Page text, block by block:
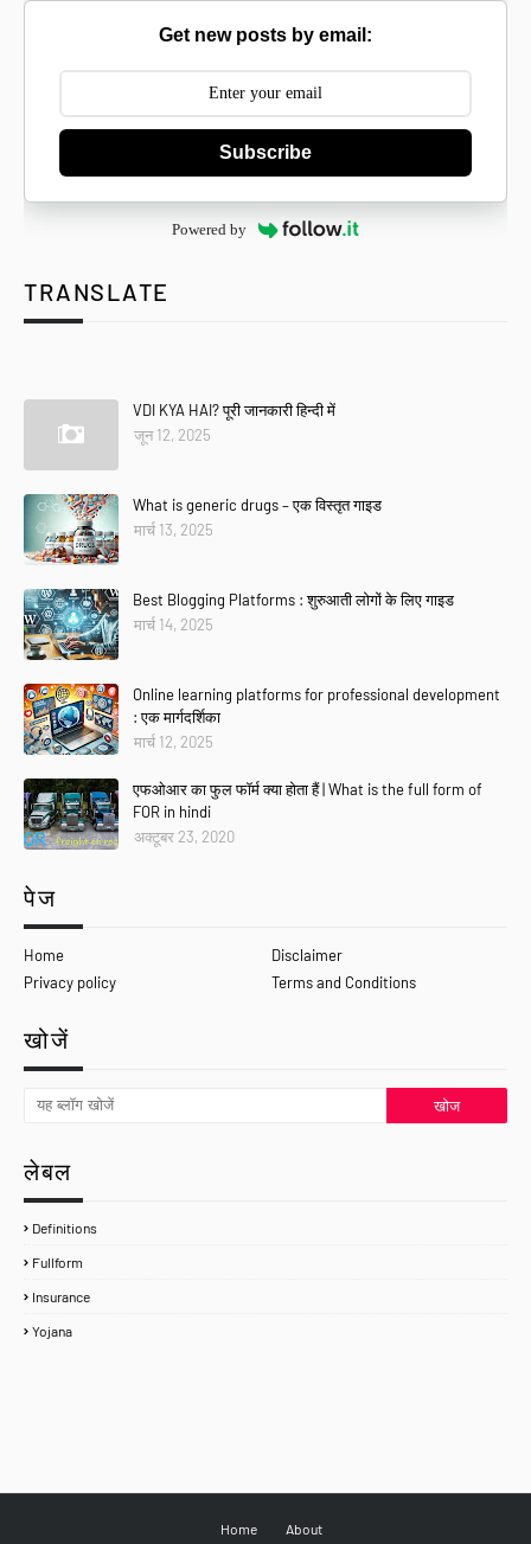
Get new posts by email:
Subscribe
Powered by
TRANSLATE
VDI KYA HAI? पूरी जानकारी हिन्दी में
जून 12, 2025
What is generic drugs – एक विस्तृत गाइड
मार्च 13, 2025
Best Blogging Platforms : शुरुआती लोगों के लिए गाइड
मार्च 14, 2025
Online learning platforms for professional development
: एक मार्गदर्शिका
मार्च 12, 2025
एफओआर का फुल फॉर्म क्या होता हैं | What is the full form of
FOR in hindi
अक्टूबर 23, 2020
पेज
Home
Disclaimer
Privacy policy
Terms and Conditions
खोजें
लेबल
Definitions
Fullform
Insurance
Yojana
Home About